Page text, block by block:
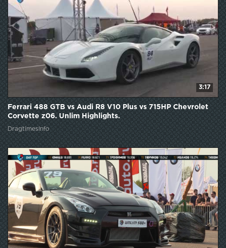
3:17
Ferrari 488 GTB vs Audi R8 V10 Plus vs 715HP Chevrolet
Corvette z06. Unlim Highlights.
DragtimesInfo